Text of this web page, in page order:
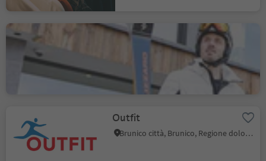
Maciaconi Sport
Outfit
Brunico città, Brunico, Regione dolomitica Plan de Corones